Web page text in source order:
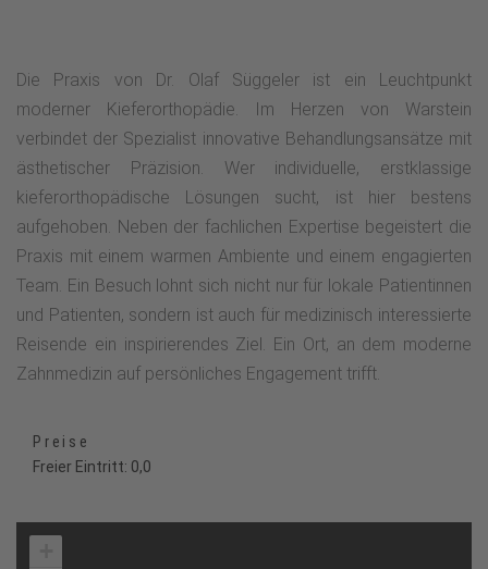
Die Praxis von Dr. Olaf Süggeler ist ein Leuchtpunkt
moderner Kieferorthopädie. Im Herzen von Warstein
verbindet der Spezialist innovative Behandlungsansätze mit
ästhetischer Präzision. Wer individuelle, erstklassige
kieferorthopädische Lösungen sucht, ist hier bestens
aufgehoben. Neben der fachlichen Expertise begeistert die
Praxis mit einem warmen Ambiente und einem engagierten
Team. Ein Besuch lohnt sich nicht nur für lokale Patientinnen
und Patienten, sondern ist auch für medizinisch interessierte
Reisende ein inspirierendes Ziel. Ein Ort, an dem moderne
Zahnmedizin auf persönliches Engagement trifft.
Preise
Freier Eintritt: 0,0